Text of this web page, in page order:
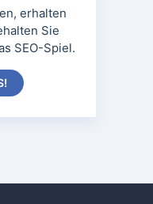
erhalten
Sie
SEO-Spiel.